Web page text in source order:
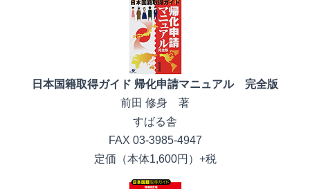
日本国籍取得ガイド 帰化申請マニュアル 完全版
前田 修身 著
すばる舎
FAX 03-3985-4947
定価（本体1,600円）+税